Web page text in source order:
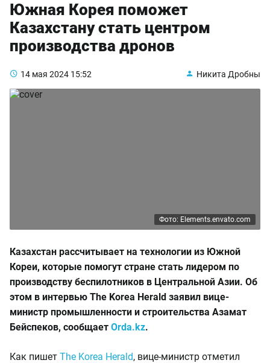
Южная Корея поможет
Казахстану стать центром
производства дронов
14 мая 2024 15:52 Никита Дробны
Фото: Elements.envato.com
Казахстан рассчитывает на технологии из Южной
Кореи, которые помогут стране стать лидером по
производству беспилотников в Центральной Азии. Об
этом в интервью The Korea Herald заявил вице-
министр промышленности и строительства Азамат
Бейспеков, сообщает Orda.kz.
Как пишет The Korea Herald, вице-министр отметил